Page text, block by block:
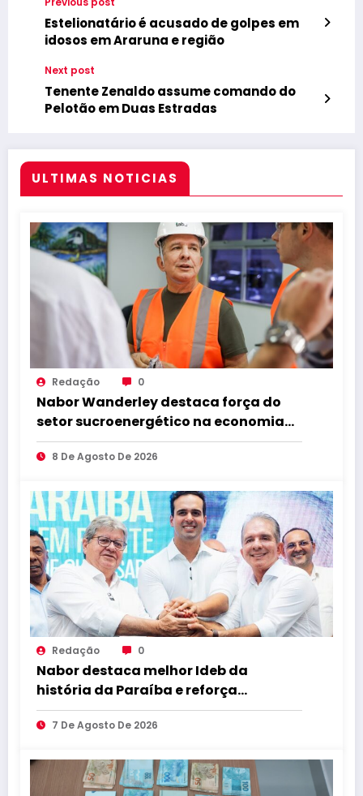
Estelionatário é acusado de golpes em
idosos em Araruna e região
Next post
Tenente Zenaldo assume comando do
Pelotão em Duas Estradas
ULTIMAS NOTICIAS
Redação 0
Nabor Wanderley destaca força do
setor sucroenergético na economia
da Paraíba durante visita à Destilaria
Tabu
8 De Agosto De 2026
Redação 0
Nabor destaca melhor Ideb da
história da Paraíba e reforça
compromisso com educação de
qualidade
7 De Agosto De 2026